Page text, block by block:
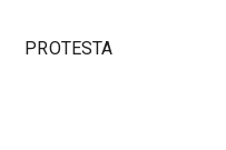
PROTESTA